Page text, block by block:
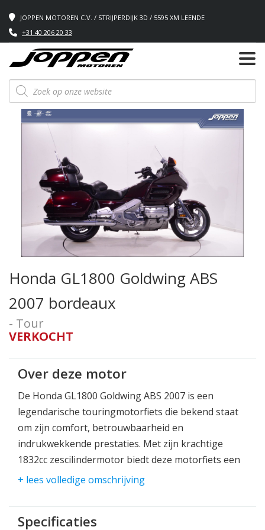
JOPPEN MOTOREN C.V. / STRIJPERDIJK 3D / 5595 XM LEENDE
+31 40 206 20 33
Producten
zoeken
Honda GL1800 Goldwing ABS
2007 bordeaux
- Tour
VERKOCHT
Over deze motor
De Honda GL1800 Goldwing ABS 2007 is een
legendarische touringmotorfiets die bekend staat
om zijn comfort, betrouwbaarheid en
indrukwekkende prestaties. Met zijn krachtige
1832cc zescilindermotor biedt deze motorfiets een
soepele en krachtige rijervaring, zowel op lange
De bordeauxkleurige uitvoering van de GL1800
+ lees volledige omschrijving
Specificaties